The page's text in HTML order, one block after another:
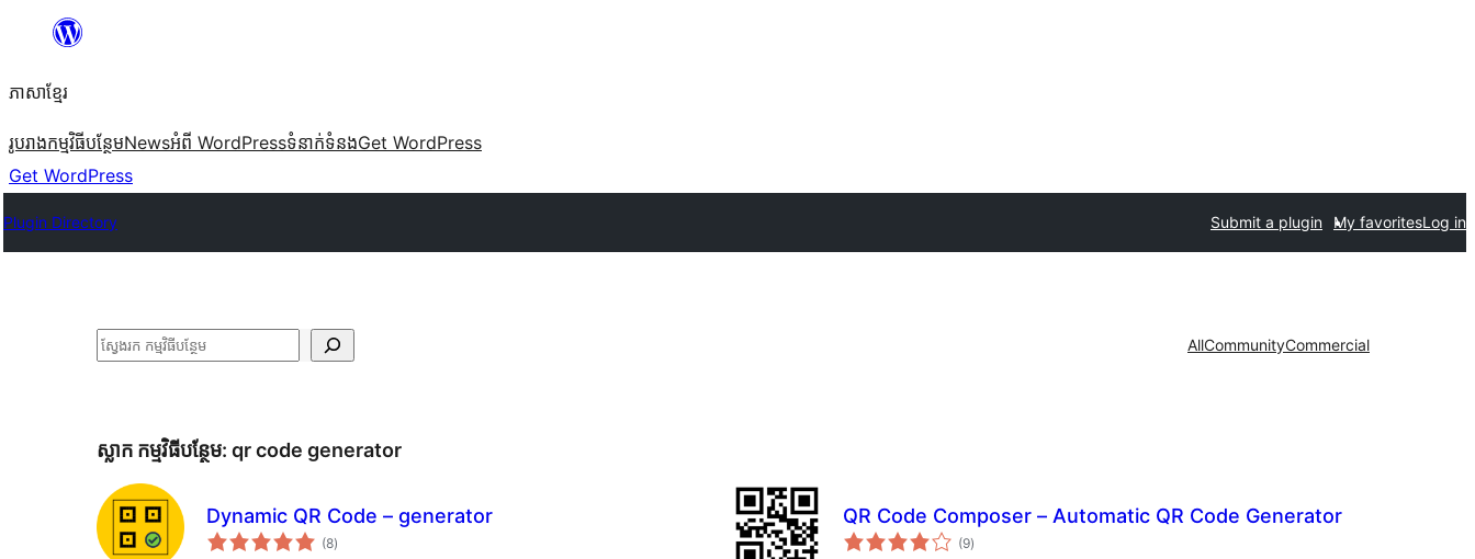
content
ភាសា​ខ្មែរ
រូបរាងកម្មវិធីបន្ថែមNewsអំពី WordPressទំនាក់​ទំនងGet WordPress
Get WordPress
Plugin Directory Submit a plugin My favoritesLog in
ស្វែងរក AllCommunityCommercial
ស្លាក​ កម្មវិធីបន្ថែម: qr code generator
Dynamic QR Code – generator
(8ការ
វាយ
)
QR Code Composer – Automatic QR Code Generator
(9ការ
វាយ
)